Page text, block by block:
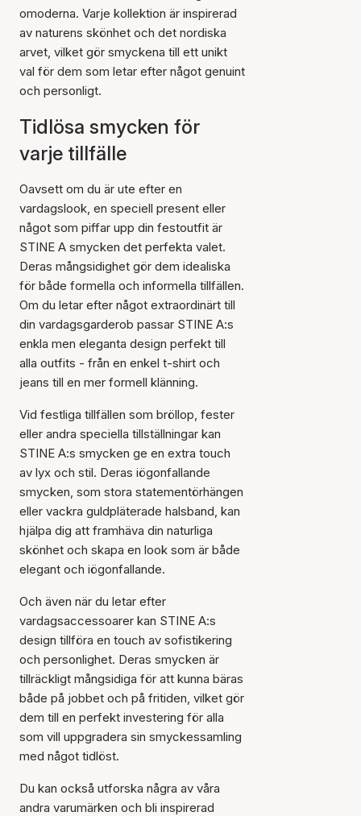
omoderna. Varje kollektion är inspirerad
av naturens skönhet och det nordiska
arvet, vilket gör smyckena till ett unikt
val för dem som letar efter något genuint
och personligt.
Tidlösa smycken för
varje tillfälle
Oavsett om du är ute efter en
vardagslook, en speciell present eller
något som piffar upp din festoutfit är
STINE A smycken det perfekta valet.
Deras mångsidighet gör dem idealiska
för både formella och informella tillfällen.
Om du letar efter något extraordinärt till
din vardagsgarderob passar STINE A:s
enkla men eleganta design perfekt till
alla outfits - från en enkel t-shirt och
jeans till en mer formell klänning.
Vid festliga tillfällen som bröllop, fester
eller andra speciella tillställningar kan
STINE A:s smycken ge en extra touch
av lyx och stil. Deras iögonfallande
smycken, som stora statementörhängen
eller vackra guldpläterade halsband, kan
hjälpa dig att framhäva din naturliga
skönhet och skapa en look som är både
elegant och iögonfallande.
Och även när du letar efter
vardagsaccessoarer kan STINE A:s
design tillföra en touch av sofistikering
och personlighet. Deras smycken är
tillräckligt mångsidiga för att kunna bäras
både på jobbet och på fritiden, vilket gör
dem till en perfekt investering för alla
som vill uppgradera sin smyckessamling
med något tidlöst.
Du kan också utforska några av våra
andra varumärken och bli inspirerad